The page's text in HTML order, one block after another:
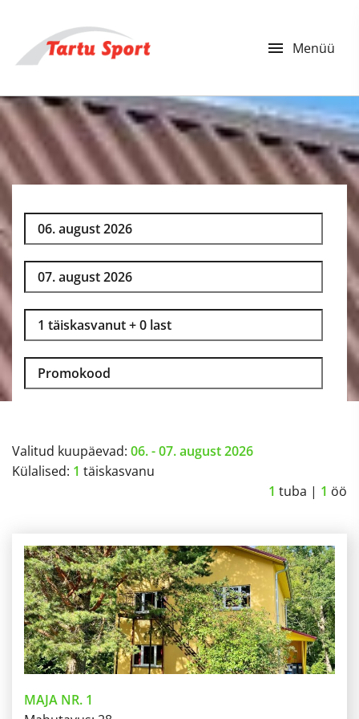
menu Menüü
Valitud kuupäevad: 06. - 07. august 2026
Külalised: 1 täiskasvanu
1 tuba | 1 öö
MAJA NR. 1